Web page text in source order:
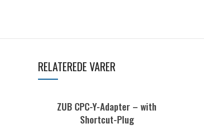
RELATEREDE VARER
ZUB CPC-Y-Adapter – with
Shortcut-Plug